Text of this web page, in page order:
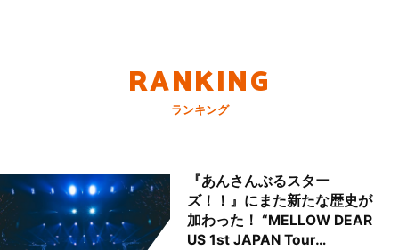
RANKING
ランキング
『あんさんぶるスター
ズ！！』にまた新たな歴史が
加わった！ “MELLOW DEAR
US 1st JAPAN Tour